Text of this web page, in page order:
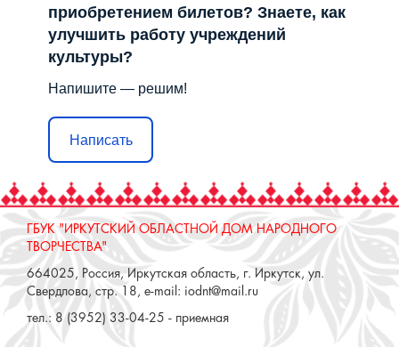
приобретением билетов? Знаете, как
улучшить работу учреждений
культуры?
Напишите — решим!
Написать
ГБУК "ИРКУТСКИЙ ОБЛАСТНОЙ ДОМ НАРОДНОГО
ТВОРЧЕСТВА"
664025, Россия, Иркутская область, г. Иркутск, ул.
Свердлова, стр. 18, e-mail: iodnt@mail.ru
тел.: 8 (3952) 33-04-25 - приемная